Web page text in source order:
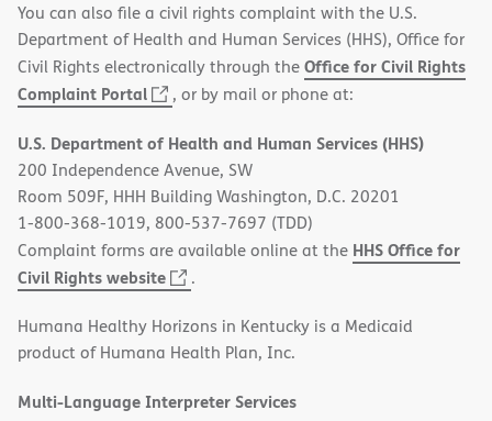
You can also file a civil rights complaint with the U.S.
Department of Health and Human Services (HHS), Office for
Civil Rights electronically through theOffice for Civil Rights
Complaint Portal
(opens
new
window)
, or by mail or phone at:
U.S. Department of Health and Human Services (HHS)
200 Independence Avenue, SW
Room 509F, HHH Building Washington, D.C. 20201
1-800-368-1019, 800-537-7697 (TDD)
Complaint forms are available online at the HHS Office for
Civil Rights website
(opens
new
window)
.
Humana Healthy Horizons in Kentucky is a Medicaid
product of Humana Health Plan, Inc.
Multi-Language Interpreter Services